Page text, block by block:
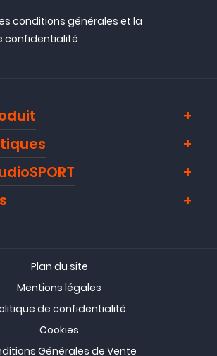
conditions générales et la
confidentialité
Plan du site
Mentions légales
de confidentialité
Cookies
Générales de Vente